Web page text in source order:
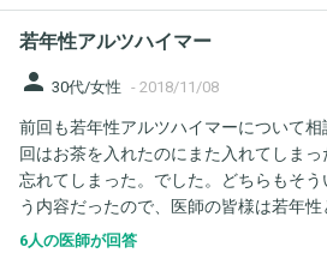
夫婦でしているのも見ています。結局、
違っているのですが…。 嫁姑問題ならば
そのような扱いをしていなかったもの
型認知症ではないかと、心配しており
70の母親です。 他の症状が続くようで
でしょうか？
若年性アルツハイマー
person 30代/女性 - 2018/11/08
前回も若年性アルツハイマーについて
回はお茶を入れたのにまた入れてしま
忘れてしまった。でした。どちらもそ
う内容だったので、医師の皆様は若年
いましたが、今回は仕事でお客様の予約
6人の医師が回答